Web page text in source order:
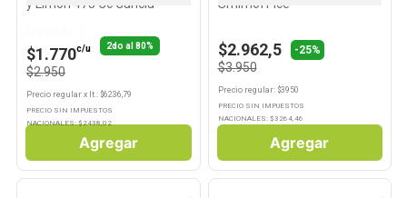
y Limón 473 Cc Gancia
$1.770c/u 2do al 80%
$2.950
Precio regular x lt. : $6236,79
PRECIO SIN IMPUESTOS
NACIONALES: $2438,02
Agregar
Smirnoff Ice
$2.962,5 -25%
$3.950
Precio regular: $3950
PRECIO SIN IMPUESTOS
NACIONALES: $3264,46
Agregar